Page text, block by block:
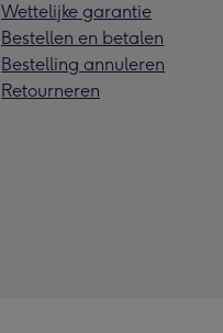
Wettelijke garantie
Bestellen en betalen
Bestelling annuleren
Retourneren